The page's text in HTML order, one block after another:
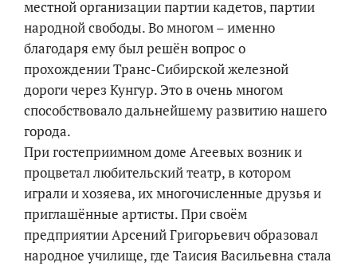
местной организации партии кадетов, партии
народной свободы. Во многом – именно
благодаря ему был решён вопрос о
прохождении Транс-Сибирской железной
дороги через Кунгур. Это в очень многом
способствовало дальнейшему развитию нашего
города.
При гостеприимном доме Агеевых возник и
процветал любительский театр, в котором
играли и хозяева, их многочисленные друзья и
приглашённые артисты. При своём
предприятии Арсений Григорьевич образовал
народное училище, где Таисия Васильевна стала